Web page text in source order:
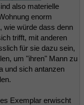
also materielle
enorm
wie würde dass denn
trifft, mit anderen
für sie dazu sein,
um "ihren" Mann zu
und sich antanzen
Exemplar erwischt